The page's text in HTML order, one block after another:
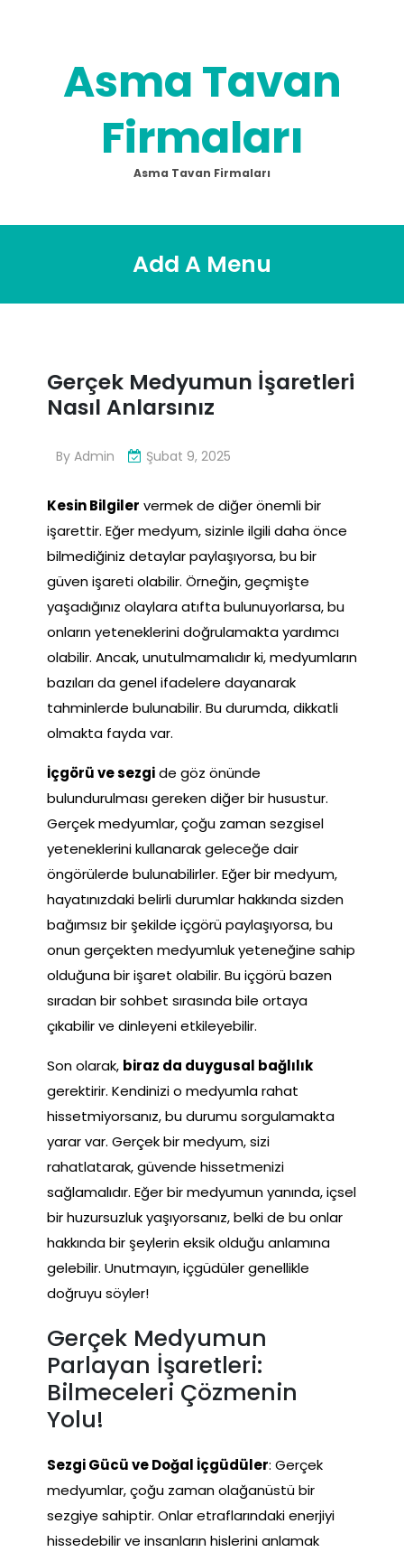
Asma Tavan
Firmaları
Asma Tavan Firmaları
Add A Menu
Gerçek Medyumun İşaretleri
Nasıl Anlarsınız
By Admin Şubat 9, 2025
Kesin Bilgiler vermek de diğer önemli bir
işarettir. Eğer medyum, sizinle ilgili daha önce
bilmediğiniz detaylar paylaşıyorsa, bu bir
güven işareti olabilir. Örneğin, geçmişte
yaşadığınız olaylara atıfta bulunuyorlarsa, bu
onların yeteneklerini doğrulamakta yardımcı
olabilir. Ancak, unutulmamalıdır ki, medyumların
bazıları da genel ifadelere dayanarak
tahminlerde bulunabilir. Bu durumda, dikkatli
olmakta fayda var.
İçgörü ve sezgide göz önünde
bulundurulması gereken diğer bir husustur.
Gerçek medyumlar, çoğu zaman sezgisel
yeteneklerini kullanarak geleceğe dair
öngörülerde bulunabilirler. Eğer bir medyum,
hayatınızdaki belirli durumlar hakkında sizden
bağımsız bir şekilde içgörü paylaşıyorsa, bu
onun gerçekten medyumluk yeteneğine sahip
olduğuna bir işaret olabilir. Bu içgörü bazen
sıradan bir sohbet sırasında bile ortaya
çıkabilir ve dinleyeni etkileyebilir.
Son olarak, biraz da duygusal bağlılık
gerektirir. Kendinizi o medyumla rahat
hissetmiyorsanız, bu durumu sorgulamakta
yarar var. Gerçek bir medyum, sizi
rahatlatarak, güvende hissetmenizi
sağlamalıdır. Eğer bir medyumun yanında, içsel
bir huzursuzluk yaşıyorsanız, belki de bu onlar
hakkında bir şeylerin eksik olduğu anlamına
gelebilir. Unutmayın, içgüdüler genellikle
doğruyu söyler!
Gerçek Medyumun
Parlayan İşaretleri:
Bilmeceleri Çözmenin
Yolu!
Sezgi Gücü ve Doğal İçgüdüler: Gerçek
medyumlar, çoğu zaman olağanüstü bir
sezgiye sahiptir. Onlar etraflarındaki enerjiyi
hissedebilir ve insanların hislerini anlamak